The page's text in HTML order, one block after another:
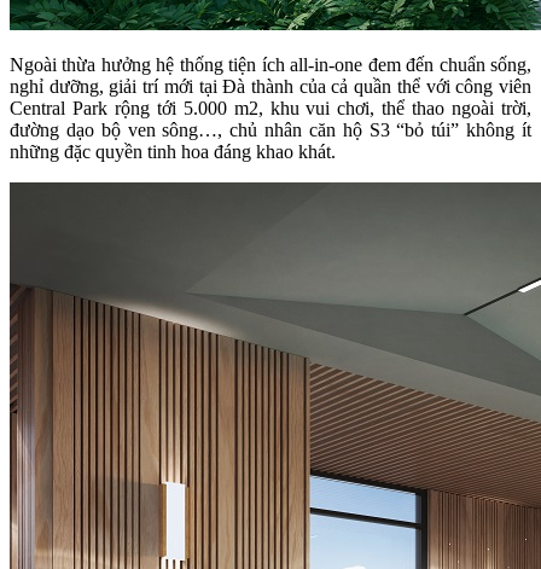
Ngoài thừa hưởng hệ thống tiện ích all-in-one đem đến chuẩn sống,
nghỉ dưỡng, giải trí mới tại Đà thành của cả quần thể với công viên
Central Park rộng tới 5.000 m2, khu vui chơi, thể thao ngoài trời,
đường dạo bộ ven sông…, chủ nhân căn hộ S3 “bỏ túi” không ít
những đặc quyền tinh hoa đáng khao khát.